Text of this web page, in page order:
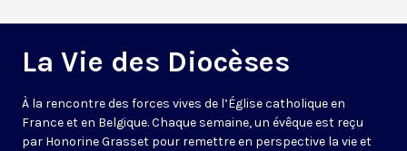
La Vie des Diocèses
À la rencontre des forces vives de l’Église catholique en
France et en Belgique. Chaque semaine, un évêque est reçu
par Honorine Grasset pour remettre en perspective la vie et